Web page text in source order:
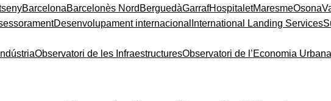
BarcelonaBarcelonès Nord BerguedàGarrafHospitaletMaresmeOsona
Desenvolupament internacional International Landing Services
Observatori de les InfraestructuresObservatori de l’Economia Urbana